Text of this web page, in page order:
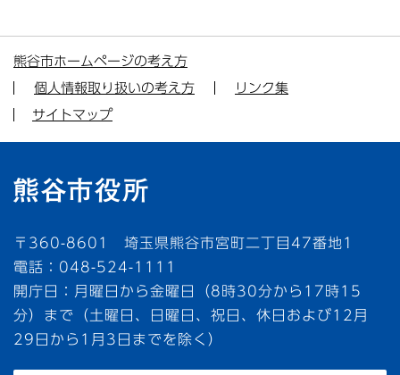
熊谷市ホームページの考え方
個人情報取り扱いの考え方
リンク集
サイトマップ
〒360-8601 埼玉県熊谷市宮町二丁目47番地1
電話：048-524-1111
開庁日：月曜日から金曜日（8時30分から17時15
分）まで（土曜日、日曜日、祝日、休日および12月
29日から1月3日までを除く）